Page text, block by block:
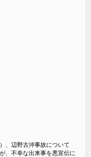
、辺野古沖事故について
、不幸な出来事を悪宣伝に